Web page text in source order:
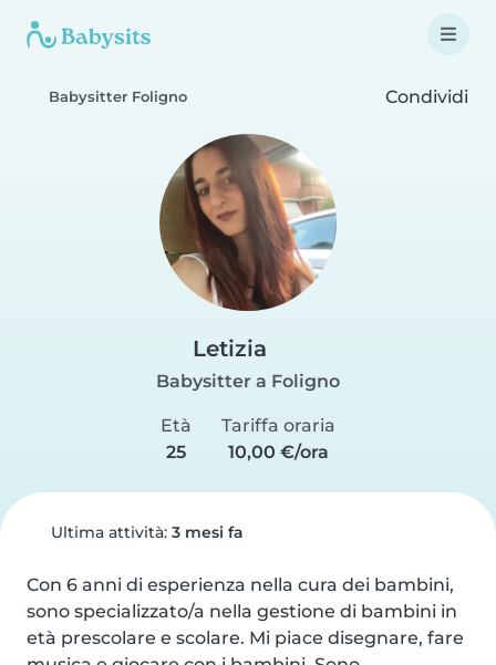
Babysitter Foligno Condividi
Letizia
Babysitter a Foligno
Età
25
Tariffa oraria
10,00 €/ora
Ultima attività: 3 mesi fa
Con 6 anni di esperienza nella cura dei bambini,
sono specializzato/a nella gestione di bambini in
età prescolare e scolare. Mi piace disegnare, fare